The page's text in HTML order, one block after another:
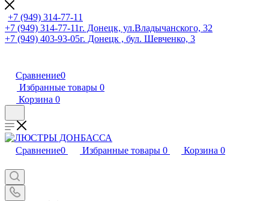
+7 (949) 314-77-11
+7 (949) 314-77-11г. Донецк, ул.Владычанского, 32
+7 (949) 403-93-05г. Донецк , бул. Шевченко, 3
Сравнение0
Избранные товары 0
Корзина 0
Сравнение0 Избранные товары 0 Корзина 0